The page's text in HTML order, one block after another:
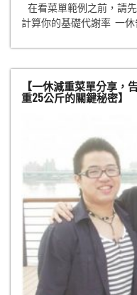
在看菜單範例之前，請
計算你的基礎代謝率 一
【一休減重菜單分享
重25公斤的關鍵秘密】